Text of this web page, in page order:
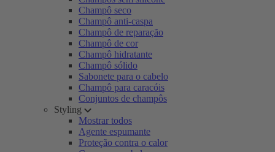
Champô seco
Champô anti-caspa
Champô de reparação
Champô de cor
Champô hidratante
Champô sólido
Sabonete para o cabelo
Champô para caracóis
Conjuntos de champôs
Styling
Mostrar todos
Agente espumante
Proteção contra o calor